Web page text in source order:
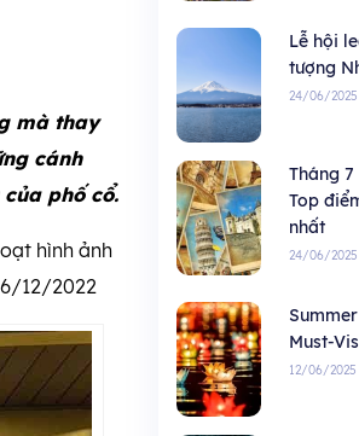
mà thay
cánh
phố cổ.
hình ảnh
12/2022
Lễ hội
tượng
24/06/2025
Tháng
Top
nhất
24/06/2025
Must-
12/06/2025